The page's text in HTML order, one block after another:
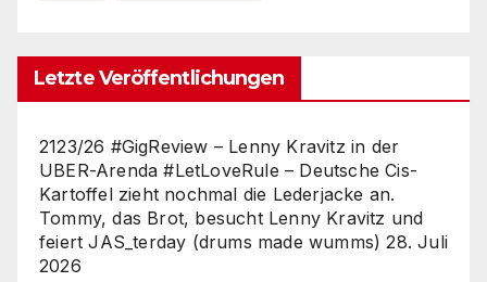
Letzte Veröffentlichungen
2123/26 #GigReview – Lenny Kravitz in der
UBER-Arenda #LetLoveRule – Deutsche Cis-
Kartoffel zieht nochmal die Lederjacke an.
Tommy, das Brot, besucht Lenny Kravitz und
feiert JAS_terday (drums made wumms) 28. Juli
2026